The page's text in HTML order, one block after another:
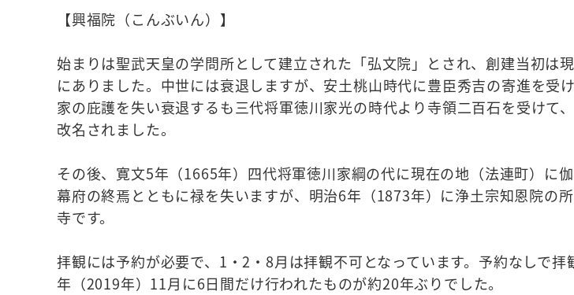
【興福院（こんぶいん）】
始まりは聖武天皇の学問所として建立された「弘文院」とされ、創建当初は
にありました。中世には衰退しますが、安土桃山時代に豊臣秀吉の寄進を受
家の庇護を失い衰退するも三代将軍徳川家光の時代より寺領二百石を受けて
改名されました。
その後、寛文5年（1665年）四代将軍徳川家綱の代に現在の地（法連町）に
幕府の終焉とともに禄を失いますが、明治6年（1873年）に浄土宗知恩院の
寺です。
拝観には予約が必要で、1・2・8月は拝観不可となっています。予約なしで
年（2019年）11月に6日間だけ行われたものが約20年ぶりでした。